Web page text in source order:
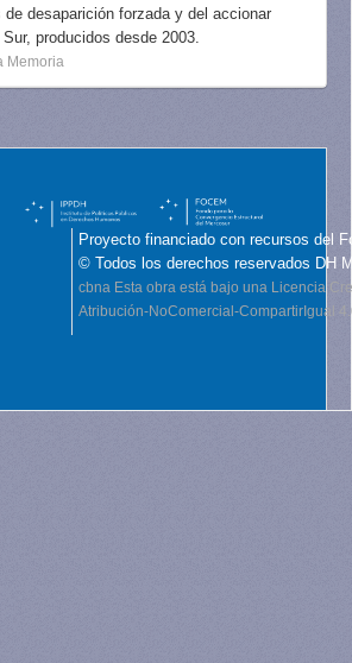
desaparición forzada y del accionar
producidos desde 2003.
Memoria
Proyecto financiado con recursos del
© Todos los derechos reservados DH
cbna Esta obra está bajo una Licencia
Atribución-NoComercial-CompartirIgual